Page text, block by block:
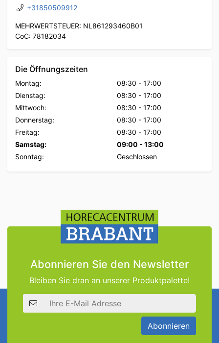
+31850509912
MEHRWERTSTEUER: NL861293460B01
CoC: 78182034
Die Öffnungszeiten
Montag: 08:30 - 17:00
Dienstag:
08:30 - 17:00
Mittwoch:
08:30 - 17:00
Donnerstag:
08:30 - 17:00
Freitag:
08:30 - 17:00
Samstag:
09:00 - 13:00
Sonntag:
Geschlossen
Abonnieren Sie den Newsletter
Bleiben Sie dran an unserer Produktpalette!
E-Mail Adresse
Abonnieren